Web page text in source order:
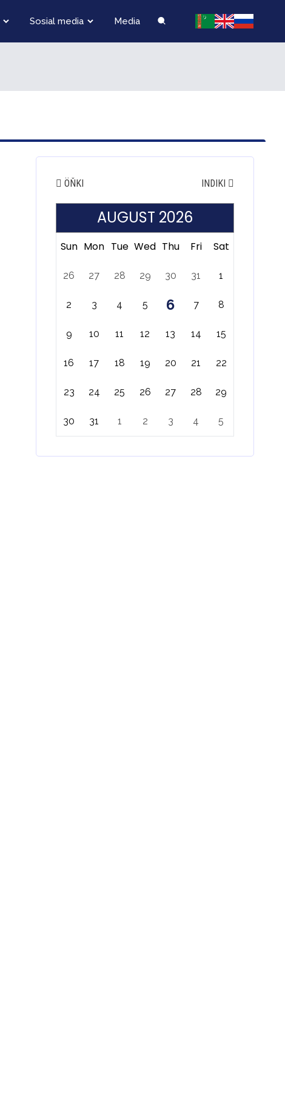
Sosial media Media
ÖŇKI INDIKI
AUGUST 2026
Sun Mon Tue Wed Thu Fri Sat
26 27 28 29 30 31 1
2 3 4 5 6 7 8
9 10 11 12 13 14 15
16 17 18 19 20 21 22
23 24 25 26 27 28 29
30 31 1 2 3 4 5